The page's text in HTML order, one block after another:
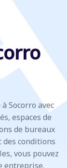
Socorro avec
espaces de
de bureaux
des conditions
vous pouvez
entreprise.